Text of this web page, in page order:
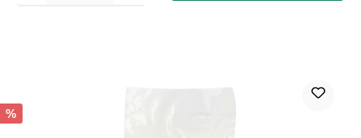
%